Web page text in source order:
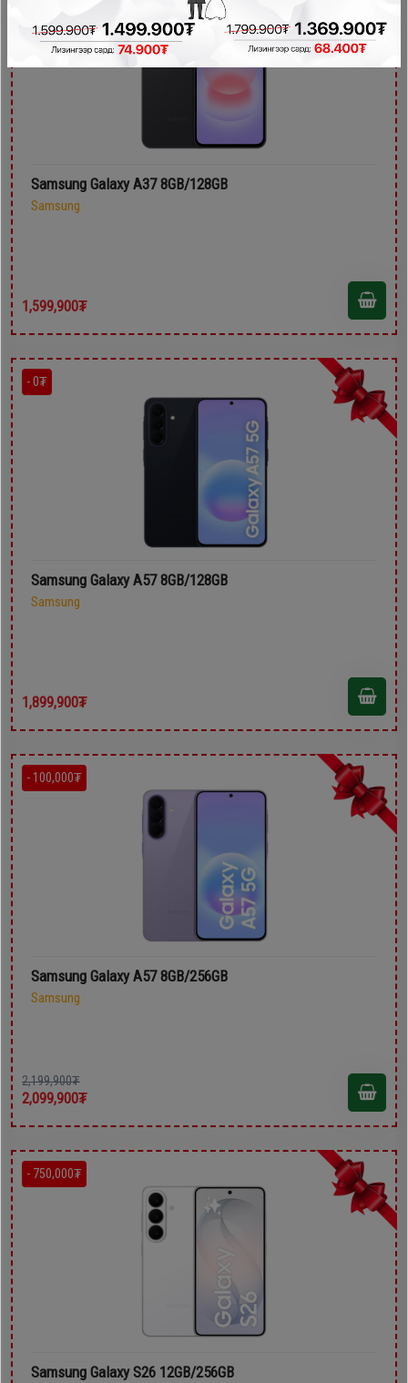
Samsung Galaxy A37 8GB/128GB
Samsung
1,599,900₮
- 0₮
Samsung Galaxy A57 8GB/128GB
Samsung
1,899,900₮
- 100,000₮
Samsung Galaxy A57 8GB/256GB
Samsung
2,199,900₮
2,099,900₮
- 750,000₮
Samsung Galaxy S26 12GB/256GB